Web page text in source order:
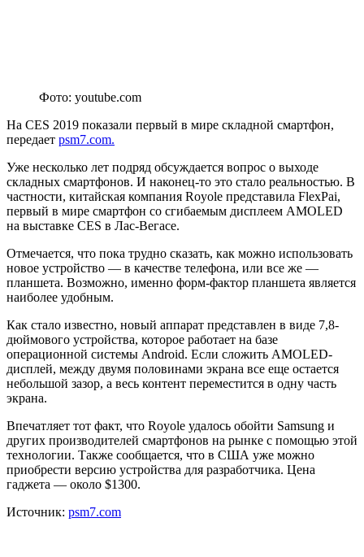
Фото: youtube.com
На CES 2019 показали первый в мире складной смартфон,
передает psm7.com.
Уже несколько лет подряд обсуждается вопрос о выходе
складных смартфонов. И наконец-то это стало реальностью. В
частности, китайская компания Royole представила FlexPai,
первый в мире смартфон со сгибаемым дисплеем AMOLED
на выставке CES в Лас-Вегасе.
Отмечается, что пока трудно сказать, как можно использовать
новое устройство — в качестве телефона, или все же —
планшета. Возможно, именно форм-фактор планшета является
наиболее удобным.
Как стало известно, новый аппарат представлен в виде 7,8-
дюймового устройства, которое работает на базе
операционной системы Android. Если сложить AMOLED-
дисплей, между двумя половинами экрана все еще остается
небольшой зазор, а весь контент переместится в одну часть
экрана.
Впечатляет тот факт, что Royole удалось обойти Samsung и
других производителей смартфонов на рынке с помощью этой
технологии. Также сообщается, что в США уже можно
приобрести версию устройства для разработчика. Цена
гаджета — около $1300.
Источник: psm7.com